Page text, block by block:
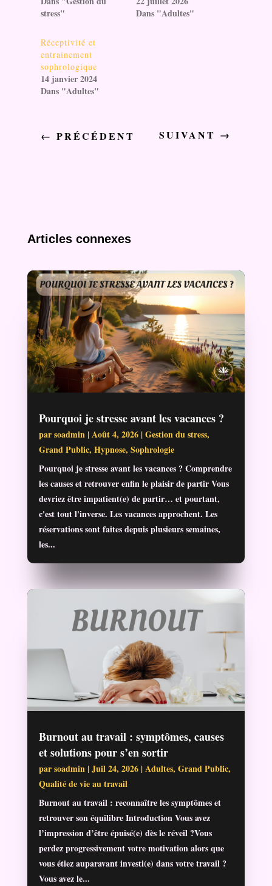
stress"
Dans "Adultes"
Réceptivité et
entrainement
sophrologique
14 janvier 2024
Dans "Adultes"
←PRÉCÉDENT SUIVANT →
Articles connexes
Pourquoi je stresse avant les vacances ?
parsoadmin|Août 4, 2026|Gestion du stress,
Grand Public, Hypnose, Sophrologie
Pourquoi je stresse avant les vacances ? Comprendre
les causes et retrouver enfin le plaisir de partir Vous
devriez être impatient(e) de partir… et pourtant,
c'est tout l'inverse. Les vacances approchent. Les
réservations sont faites depuis plusieurs semaines,
les...
Burnout au travail : symptômes, causes
et solutions pour s’en sortir
parsoadmin|Juil 24, 2026|Adultes, Grand Public,
Qualité de vie au travail
Burnout au travail : reconnaître les symptômes et
retrouver son équilibre Introduction Vous avez
l’impression d’être épuisé(e) dès le réveil ?Vous
perdez progressivement votre motivation alors que
vous étiez auparavant investi(e) dans votre travail ?
Vous avez le...